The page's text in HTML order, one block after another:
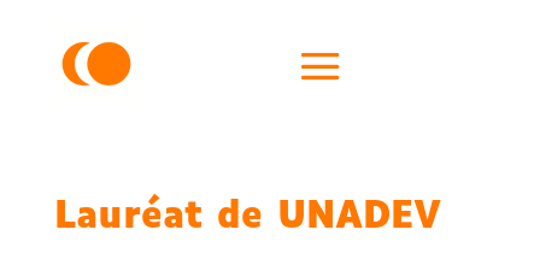
Lauréat de UNADEV